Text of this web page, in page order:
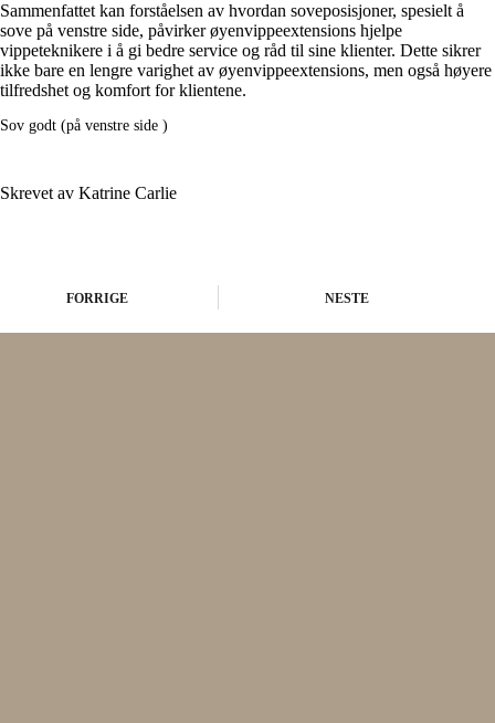
Sammenfattet kan forståelsen av hvordan soveposisjoner, spesielt å
sove på venstre side, påvirker øyenvippeextensions hjelpe
vippeteknikere i å gi bedre service og råd til sine klienter. Dette sikrer
ikke bare en lengre varighet av øyenvippeextensions, men også høyere
tilfredshet og komfort for klientene.
Sov godt (på venstre side )
Skrevet av Katrine Carlie
FORRIGE NESTE